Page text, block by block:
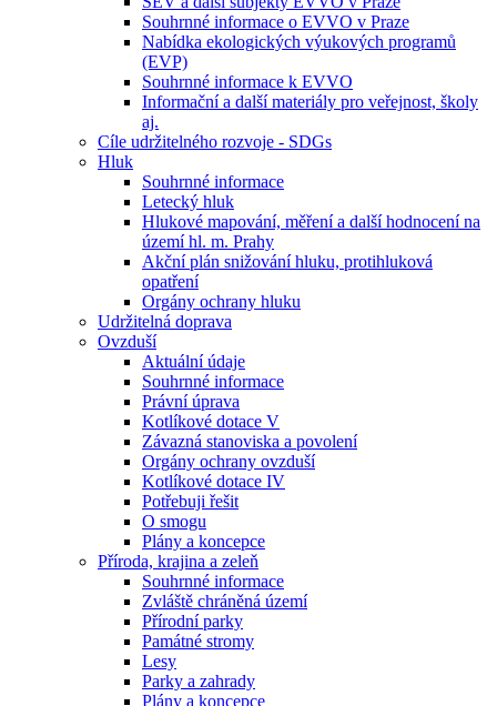
Souhrnné informace o EVVO v Praze
Nabídka ekologických výukových programů
(EVP)
Souhrnné informace k EVVO
Informační a další materiály pro veřejnost, školy
aj.
Cíle udržitelného rozvoje - SDGs
Hluk
Souhrnné informace
Letecký hluk
Hlukové mapování, měření a další hodnocení na
území hl. m. Prahy
Akční plán snižování hluku, protihluková
opatření
Orgány ochrany hluku
Udržitelná doprava
Ovzduší
Aktuální údaje
Souhrnné informace
Právní úprava
Kotlíkové dotace V
Závazná stanoviska a povolení
Orgány ochrany ovzduší
Kotlíkové dotace IV
Potřebuji řešit
O smogu
Plány a koncepce
Příroda, krajina a zeleň
Souhrnné informace
Zvláště chráněná území
Přírodní parky
Památné stromy
Lesy
Parky a zahrady
Plány a koncepce